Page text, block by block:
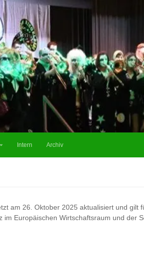
Intern Archiv
am 26. Oktober 2025 aktualisiert und gilt
im Europäischen Wirtschaftsraum und der